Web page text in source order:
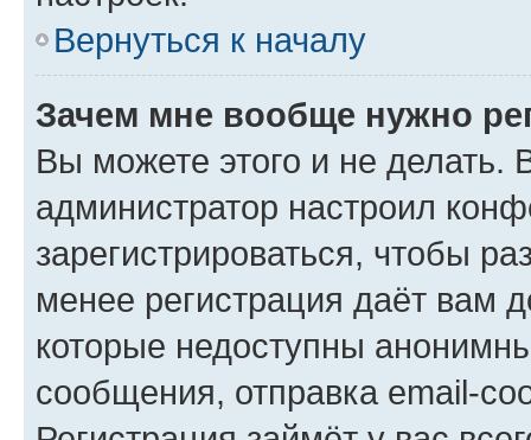
Вернуться к началу
Зачем мне вообще нужно
Вы можете этого и не делать.
администратор настроил
зарегистрироваться, чтобы
менее регистрация даёт вам
которые недоступны
сообщения, отправка email-